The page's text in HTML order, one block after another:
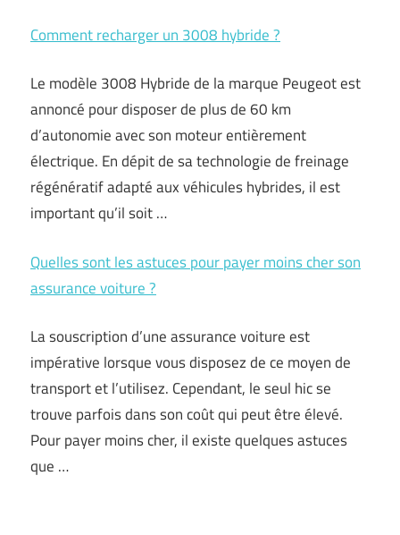
Comment recharger un 3008 hybride ?
Le modèle 3008 Hybride de la marque Peugeot est
annoncé pour disposer de plus de 60 km
d’autonomie avec son moteur entièrement
électrique. En dépit de sa technologie de freinage
régénératif adapté aux véhicules hybrides, il est
important qu’il soit …
Quelles sont les astuces pour payer moins cher son
assurance voiture ?
La souscription d’une assurance voiture est
impérative lorsque vous disposez de ce moyen de
transport et l’utilisez. Cependant, le seul hic se
trouve parfois dans son coût qui peut être élevé.
Pour payer moins cher, il existe quelques astuces
que …